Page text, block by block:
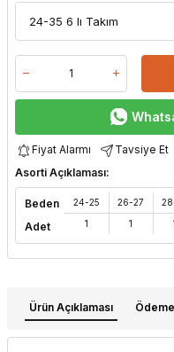
Fiyat Alarmı Tavsiye Et
Asorti Açıklaması:
Beden
Adet
24-25
1
26-27
1
Ürün Açıklaması